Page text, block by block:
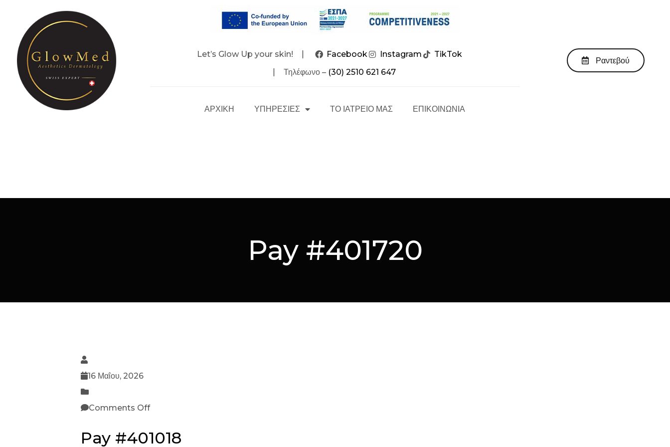
Let’s Glow Up your skin! Facebook Instagram
TikTok
Τηλέφωνο – (30) 2510 621 647
ΑΡΧΙΚΗ ΥΠΗΡΕΣΙΕΣ ΤΟ ΙΑΤΡΕΙΟ ΜΑΣ ΕΠΙΚΟΙΝΩΝΙΑ
Ραντεβού
Pay #401720
16 Μαΐου, 2026
Comments Off
Pay #401018